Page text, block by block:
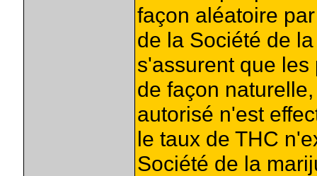
façon aléatoire
de la Société de
s'assurent que
de façon
autorisé n'est
le taux de THC
Société de la